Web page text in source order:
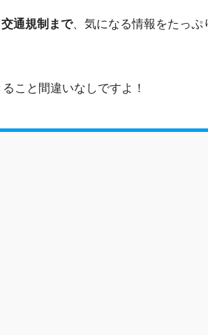
通規制まで、気になる情報をたっぷ
こと間違いなしですよ！